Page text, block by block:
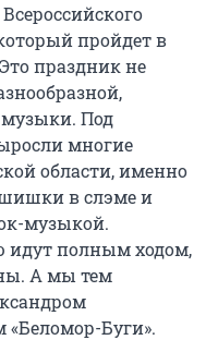
пройдет в
праздник не
музыки. Под
многие
области, именно
в слэме и
музыкой.
идут полным ходом,
А мы тем
Буги».